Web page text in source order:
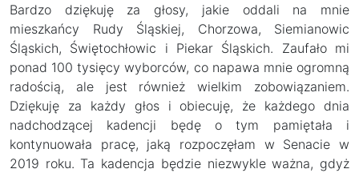
Bardzo dziękuję za głosy, jakie oddali na mnie
mieszkańcy Rudy Śląskiej, Chorzowa, Siemianowic
Śląskich, Świętochłowic i Piekar Śląskich. Zaufało mi
ponad 100 tysięcy wyborców, co napawa mnie ogromną
radością, ale jest również wielkim zobowiązaniem.
Dziękuję za każdy głos i obiecuję, że każdego dnia
nadchodzącej kadencji będę o tym pamiętała i
kontynuowała pracę, jaką rozpoczęłam w Senacie w
2019 roku. Ta kadencja będzie niezwykle ważna, gdyż